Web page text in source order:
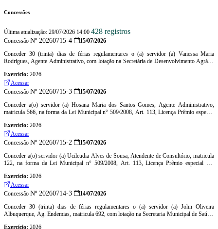
Concessões
Última atualização: 29/07/2026 14:00 428 registros
Concessão Nº 20260715-4
15/07/2026
Conceder 30 (trinta) dias de férias regulamentares o (a) servidor (a) Vanessa Maria
Rodrigues, Agente Administrativo, com lotação na Secretária de Desenvolvimento Agrário
de 11/03/2024 à 11/03/2025
Exercício: 2026
Acessar
Concessão Nº 20260715-3
15/07/2026
Conceder a(o) servidor (a) Hosana Maria dos Santos Gomes, Agente Administrativo,
matricula 566, na forma da Lei Municipal n° 509/2008, Art. 113, Licença Prêmio especial
Exercício: 2026
Acessar
Concessão Nº 20260715-2
15/07/2026
Conceder a(o) servidor (a) Ucileudia Alves de Sousa, Atendente de Consultório, matricula
122, na forma da Lei Municipal n° 509/2008, Art. 113, Licença Prêmio especial por
Exercício: 2026
Acessar
Concessão Nº 20260714-3
14/07/2026
Conceder 30 (trinta) dias de férias regulamentares o (a) servidor (a) John Oliveira
Albuquerque, Ag. Endemias, matricula 692, com lotação na Secretaria Municipal de Saúde,
Exercício: 2026